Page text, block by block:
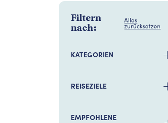
Filtern
nach:
Alles
zurücksetzen
KATEGORIEN
REISEZIELE
EMPFOHLENE